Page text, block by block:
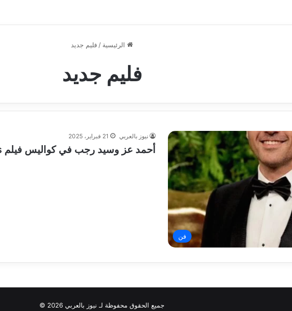
الرئيسية / فليم جديد
فليم جديد
فن
نيوز بالعربي 21 فبراير، 2025
أحمد عز وسيد رجب في كواليس فيلم The Seven Dogs
جميع الحقوق محفوظة لـ نيوز بالعربي 2026 ©